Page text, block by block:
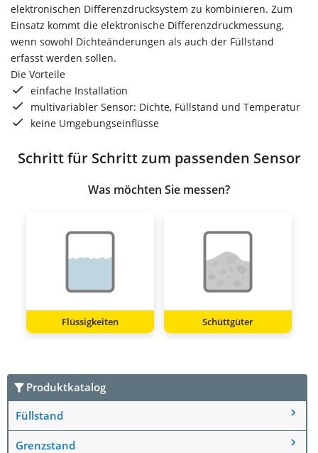
elektronischen Differenzdrucksystem zu kombinieren. Zum
Einsatz kommt die elektronische Differenzdruckmessung,
wenn sowohl Dichteänderungen als auch der Füllstand
erfasst werden sollen.
Die Vorteile
einfache Installation
multivariabler Sensor: Dichte, Füllstand und Temperatur
keine Umgebungseinflüsse
Schritt für Schritt zum passenden Sensor
Was möchten Sie messen?
Flüssigkeiten Schüttgüter
Produktkatalog
Füllstand
Grenzstand